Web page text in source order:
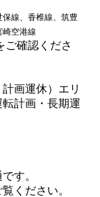
線、香椎線、筑豊
崎空港線
ご確認くださ
計画運休）エリ
計画・長期運
す。
ください。